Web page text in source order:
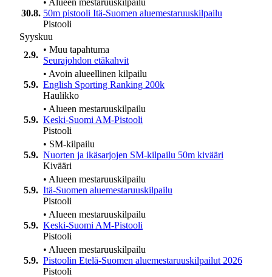
30.8.
• Alueen mestaruuskilpailu
50m pistooli Itä-Suomen aluemestaruuskilpailu
Pistooli
Syyskuu
2.9.
• Muu tapahtuma
Seurajohdon etäkahvit
5.9.
• Avoin alueellinen kilpailu
English Sporting Ranking 200k
Haulikko
5.9.
• Alueen mestaruuskilpailu
Keski-Suomi AM-Pistooli
Pistooli
5.9.
• SM-kilpailu
Nuorten ja ikäsarjojen SM-kilpailu 50m kivääri
Kivääri
5.9.
• Alueen mestaruuskilpailu
Itä-Suomen aluemestaruuskilpailu
Pistooli
5.9.
• Alueen mestaruuskilpailu
Keski-Suomi AM-Pistooli
Pistooli
5.9.
• Alueen mestaruuskilpailu
Pistoolin Etelä-Suomen aluemestaruuskilpailut 2026
Pistooli